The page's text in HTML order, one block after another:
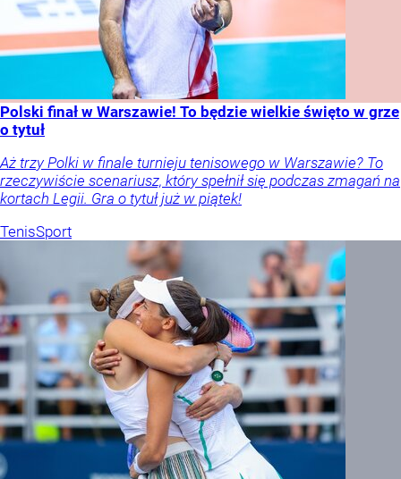
Polski finał w Warszawie! To będzie wielkie święto w grze
o tytuł
Aż trzy Polki w finale turnieju tenisowego w Warszawie? To
rzeczywiście scenariusz, który spełnił się podczas zmagań na
kortach Legii. Gra o tytuł już w piątek!
TenisSport